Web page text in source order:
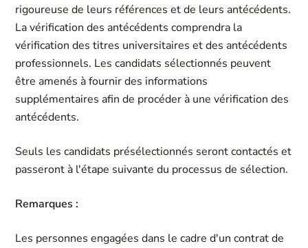
rigoureuse de leurs références et de leurs antécédents.
La vérification des antécédents comprendra la
vérification des titres universitaires et des antécédents
professionnels. Les candidats sélectionnés peuvent
être amenés à fournir des informations
supplémentaires afin de procéder à une vérification des
antécédents.
Seuls les candidats présélectionnés seront contactés et
passeront à l'étape suivante du processus de sélection.
Remarques :
Les personnes engagées dans le cadre d'un contrat de